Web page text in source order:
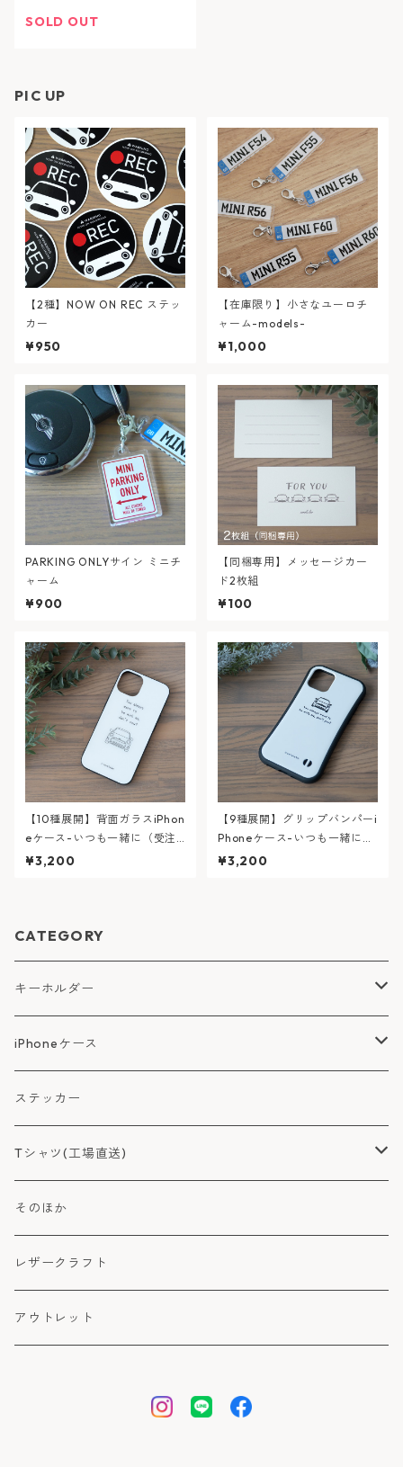
SOLD OUT
PIC UP
【2種】NOW ON REC ステッ
カー
¥950
【在庫限り】小さなユーロチ
ャーム-models-
¥1,000
PARKING ONLYサイン ミニチ
ャーム
¥900
【同梱専用】メッセージカー
ド2枚組
¥100
【10種展開】背面ガラスiPhon
eケース-いつも一緒に（受注
生産）
¥3,200
【9種展開】グリップバンパーi
Phoneケース-いつも一緒に
（受注生産）
¥3,200
CATEGORY
キーホルダー
その他
iPhoneケース
グリップバンパーケース
背面ガラスケース
ハードケース
TPUケース
ステッカー
Tシャツ(工場直送)
lovable color LOGO Tシャツ
ホワイト系
シルバー・グレー系
edition LOGO Tシャツ
その他
そのほか
レザークラフト
アウトレット